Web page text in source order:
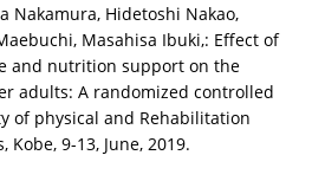
Nakamura, Hidetoshi Nakao,
Masahisa Ibuki,: Effect of
and nutrition support on the
adults: A randomized controlled
of physical and Rehabilitation
9-13, June, 2019.